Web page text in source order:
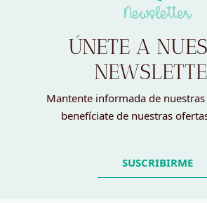
Newsletter
ÚNETE A
Mantente informada de
benefíciate de nuestras
SUSCRIBIRME